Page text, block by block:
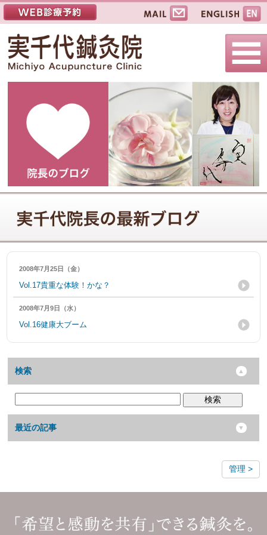
2008年7月25日（金）
Vol.17貴重な体験！かな？
2008年7月9日（水）
Vol.16健康大ブーム
検索
検索
最近の記事
管理